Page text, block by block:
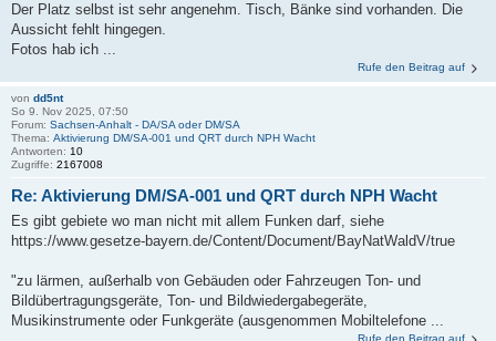
Der Platz selbst ist sehr angenehm. Tisch, Bänke sind vorhanden. Die
Aussicht fehlt hingegen.
Fotos hab ich ...
Rufe den Beitrag auf
von dd5nt
So 9. Nov 2025, 07:50
Forum: Sachsen-Anhalt - DA/SA oder DM/SA
Thema: Aktivierung DM/SA-001 und QRT durch NPH Wacht
Antworten: 10
Zugriffe: 2167008
Re: Aktivierung DM/SA-001 und QRT durch NPH Wacht
Es gibt gebiete wo man nicht mit allem Funken darf, siehe
https://www.gesetze-bayern.de/Content/Document/BayNatWaldV/true
"zu lärmen, außerhalb von Gebäuden oder Fahrzeugen Ton- und
Bildübertragungsgeräte, Ton- und Bildwiedergabegeräte,
Musikinstrumente oder Funkgeräte (ausgenommen Mobiltelefone ...
Rufe den Beitrag auf